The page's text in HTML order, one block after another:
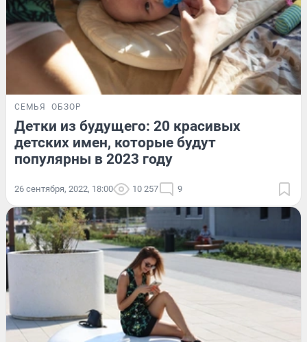
СЕМЬЯ ОБЗОР
Детки из будущего: 20 красивых
детских имен, которые будут
популярны в 2023 году
26 сентября, 2022, 18:00 10 257 9